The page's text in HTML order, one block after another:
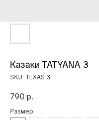
Казаки TATYANA 3
SKU: TEXAS 3
790 р.
Размер